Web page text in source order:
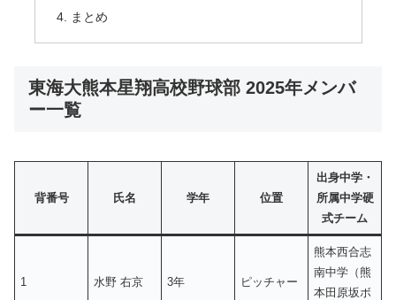
まとめ
東海大熊本星翔高校野球部 2025年メンバ
ー一覧
背番号 氏名 学年 位置
出身中学・
所属中学硬
式チーム
1 水野 右京 3年 ピッチャー
熊本西合志
南中学（熊
本田原坂ボ